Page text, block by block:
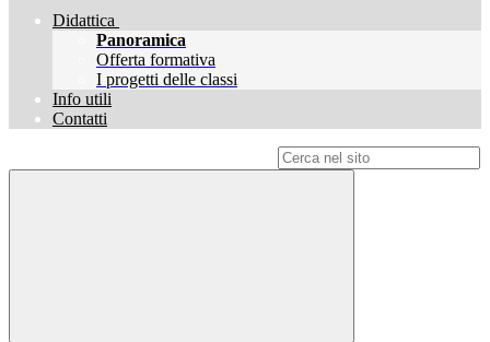
Didattica
Panoramica
Offerta formativa
I progetti delle classi
Info utili
Contatti